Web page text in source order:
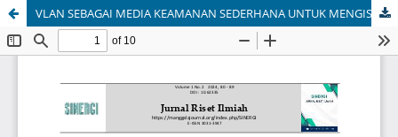
VLAN SEBAGAI MEDIA KEAMANAN SEDERHANA UNTUK MENGISOLASI JARINGAN DI SMKN6 BALIKPAPAN MENGGUNAKAN MIKROTIK ROUTER